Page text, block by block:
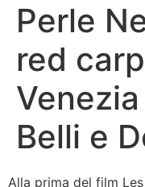
Perle
red
Belli e
Alla prima del film